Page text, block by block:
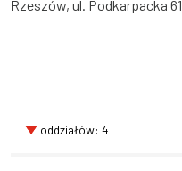
Rzeszów, ul. Podkarpacka 61
oddziałów: 4